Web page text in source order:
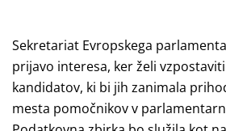
Sekretariat Evropskega
prijavo interesa, ker želi
kandidatov, ki bi jih zanimala
mesta pomočnikov v